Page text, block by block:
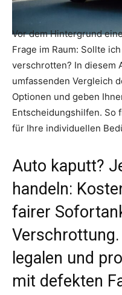
Vor dem Hintergrund
Frage im Raum: Sollte
verschrotten? In diesem
umfassenden Vergleich
Optionen und geben
Entscheidungshilfen. So
für Ihre individuellen
Auto kaputt?
handeln:
fairer
legalen und
mit defekten